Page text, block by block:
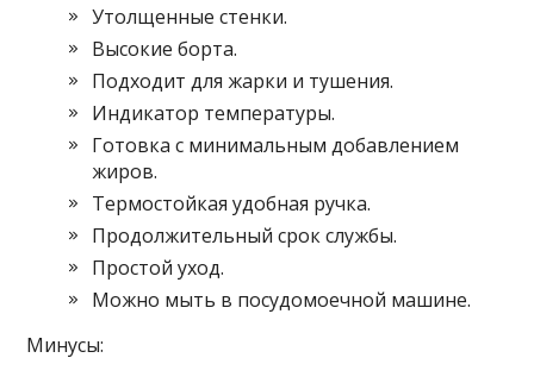
Утолщенные стенки.
Высокие борта.
Подходит для жарки и тушения.
Индикатор температуры.
Готовка с минимальным добавлением
жиров.
Термостойкая удобная ручка.
Продолжительный срок службы.
Простой уход.
Можно мыть в посудомоечной машине.
Минусы: